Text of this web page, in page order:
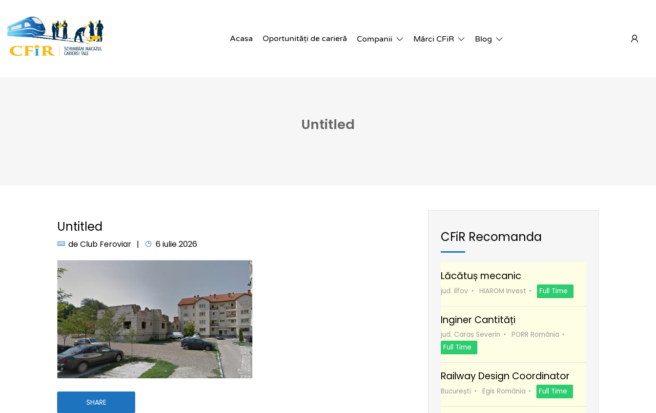
Acasa Oportunități de carieră Companii Mărci CFiR Blog
Untitled
Untitled
deClub Feroviar 6 iulie 2026
SHARE
CFiR Recomanda
Lăcătuș mecanic
jud. Ilfov HIAROM Invest Full Time
Inginer Cantități
jud. Caraș Severin
PORR România
Full Time
Railway Design Coordinator
București Egis România Full Time